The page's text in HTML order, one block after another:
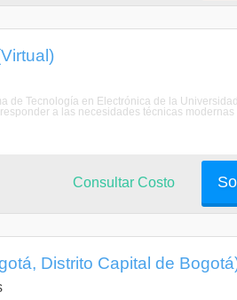
de Tecnología en Electrónica de la
a las necesidades técnicas
Consultar Costo
Distrito Capital de